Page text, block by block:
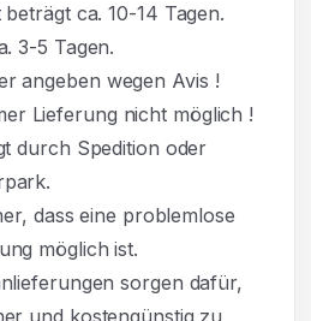
ca. 10-14 Tagen.
3-5 Tagen.
angeben wegen Avis !
Lieferung nicht möglich !
durch Spedition oder
dass eine problemlose
möglich ist.
sorgen dafür,